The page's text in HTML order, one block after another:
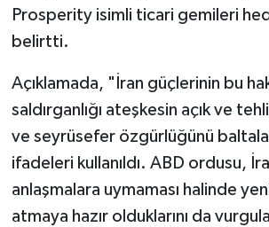
Prosperity isimli ticari gemileri
belirtti.
Açıklamada, "İran güçlerinin bu
saldırganlığı ateşkesin açık ve
ve seyrüsefer özgürlüğünü
ifadeleri kullanıldı. ABD ordusu,
anlaşmalara uymaması halinde
atmaya hazır olduklarını da